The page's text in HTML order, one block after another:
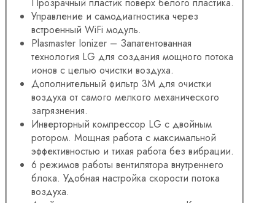
Управление и самодиагностика через
встроенный WiFi модуль.
Plasmaster Ionizer – Запатентованная
технология LG для создания мощного потока
ионов с целью очистки воздуха.
Дополнительный фильтр 3M для очистки
воздуха от самого мелкого механического
загрязнения.
Инверторный компрессор LG с двойным
ротором. Мощная работа с максимальной
эффективностью и тихая работа без вибрации.
6 режимов работы вентилятора внутреннего
блока. Удобная настройка скорости потока
воздуха.